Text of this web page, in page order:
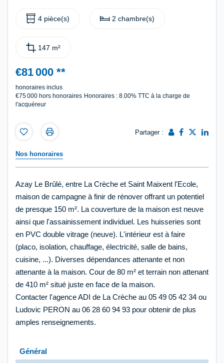
4 pièce(s) 2 chambre(s)
147 m²
€81 000 **
honoraires inclus
€75 000 hors honoraires Honoraires : 8.00% TTC à la charge de
l'acquéreur
Partager :
Nos honoraires
Azay Le Brûlé, entre La Crèche et Saint Maixent l'Ecole,
maison de campagne à finir de rénover offrant un potentiel
de presque 150 m². La couverture de la maison est neuve
ainsi que l'assainissement individuel. Les huisseries sont
en PVC double vitrage (neuve). L'intérieur est à faire
(placo, isolation, chauffage, électricité, salle de bains,
cuisine, ...). Diverses dépendances attenante et non
attenante à la maison. Cour de 80 m² et terrain non attenant
de 410 m² situé juste en face de la maison.
Contacter l'agence ADI de La Crèche au 05 49 05 42 34 ou
Ludovic PERON au 06 28 60 94 93 pour obtenir de plus
amples renseignements.
Général